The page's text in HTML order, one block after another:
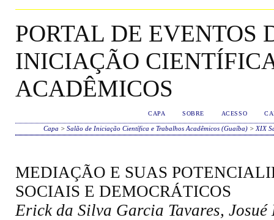
PORTAL DE
INICIAÇÃO
ACADÊMICOS
CAPA SOBRE ACESSO
Capa > Salão de Iniciação Científica e Trabalhos Acadêmicos (Guaíba)> XIX
MEDIAÇÃO E SUAS
SOCIAIS E DEMOCRÁTICOS
Erick da Silva Garcia Tavares,